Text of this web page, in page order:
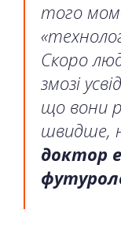
того
Скоро
змозі
що вони
швидше,
доктор